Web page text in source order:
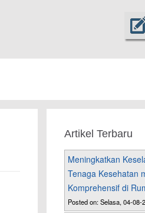
Artikel Terbaru
Meningkatkan
Tenaga Kesehatan
Komprehensif di
Posted on: Selasa, 04-08-